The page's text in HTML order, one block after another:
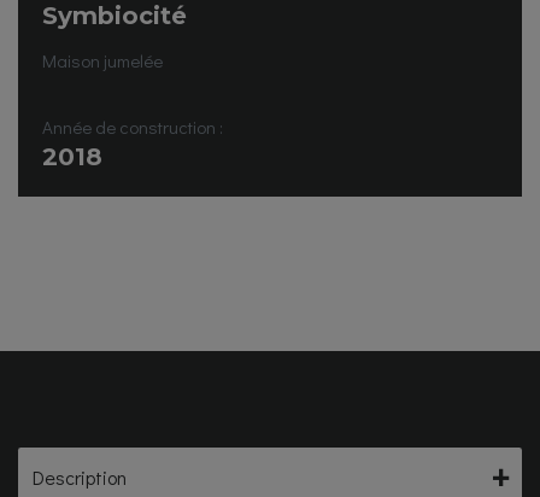
Symbiocité
Maison jumelée
Année de construction :
2018
Description